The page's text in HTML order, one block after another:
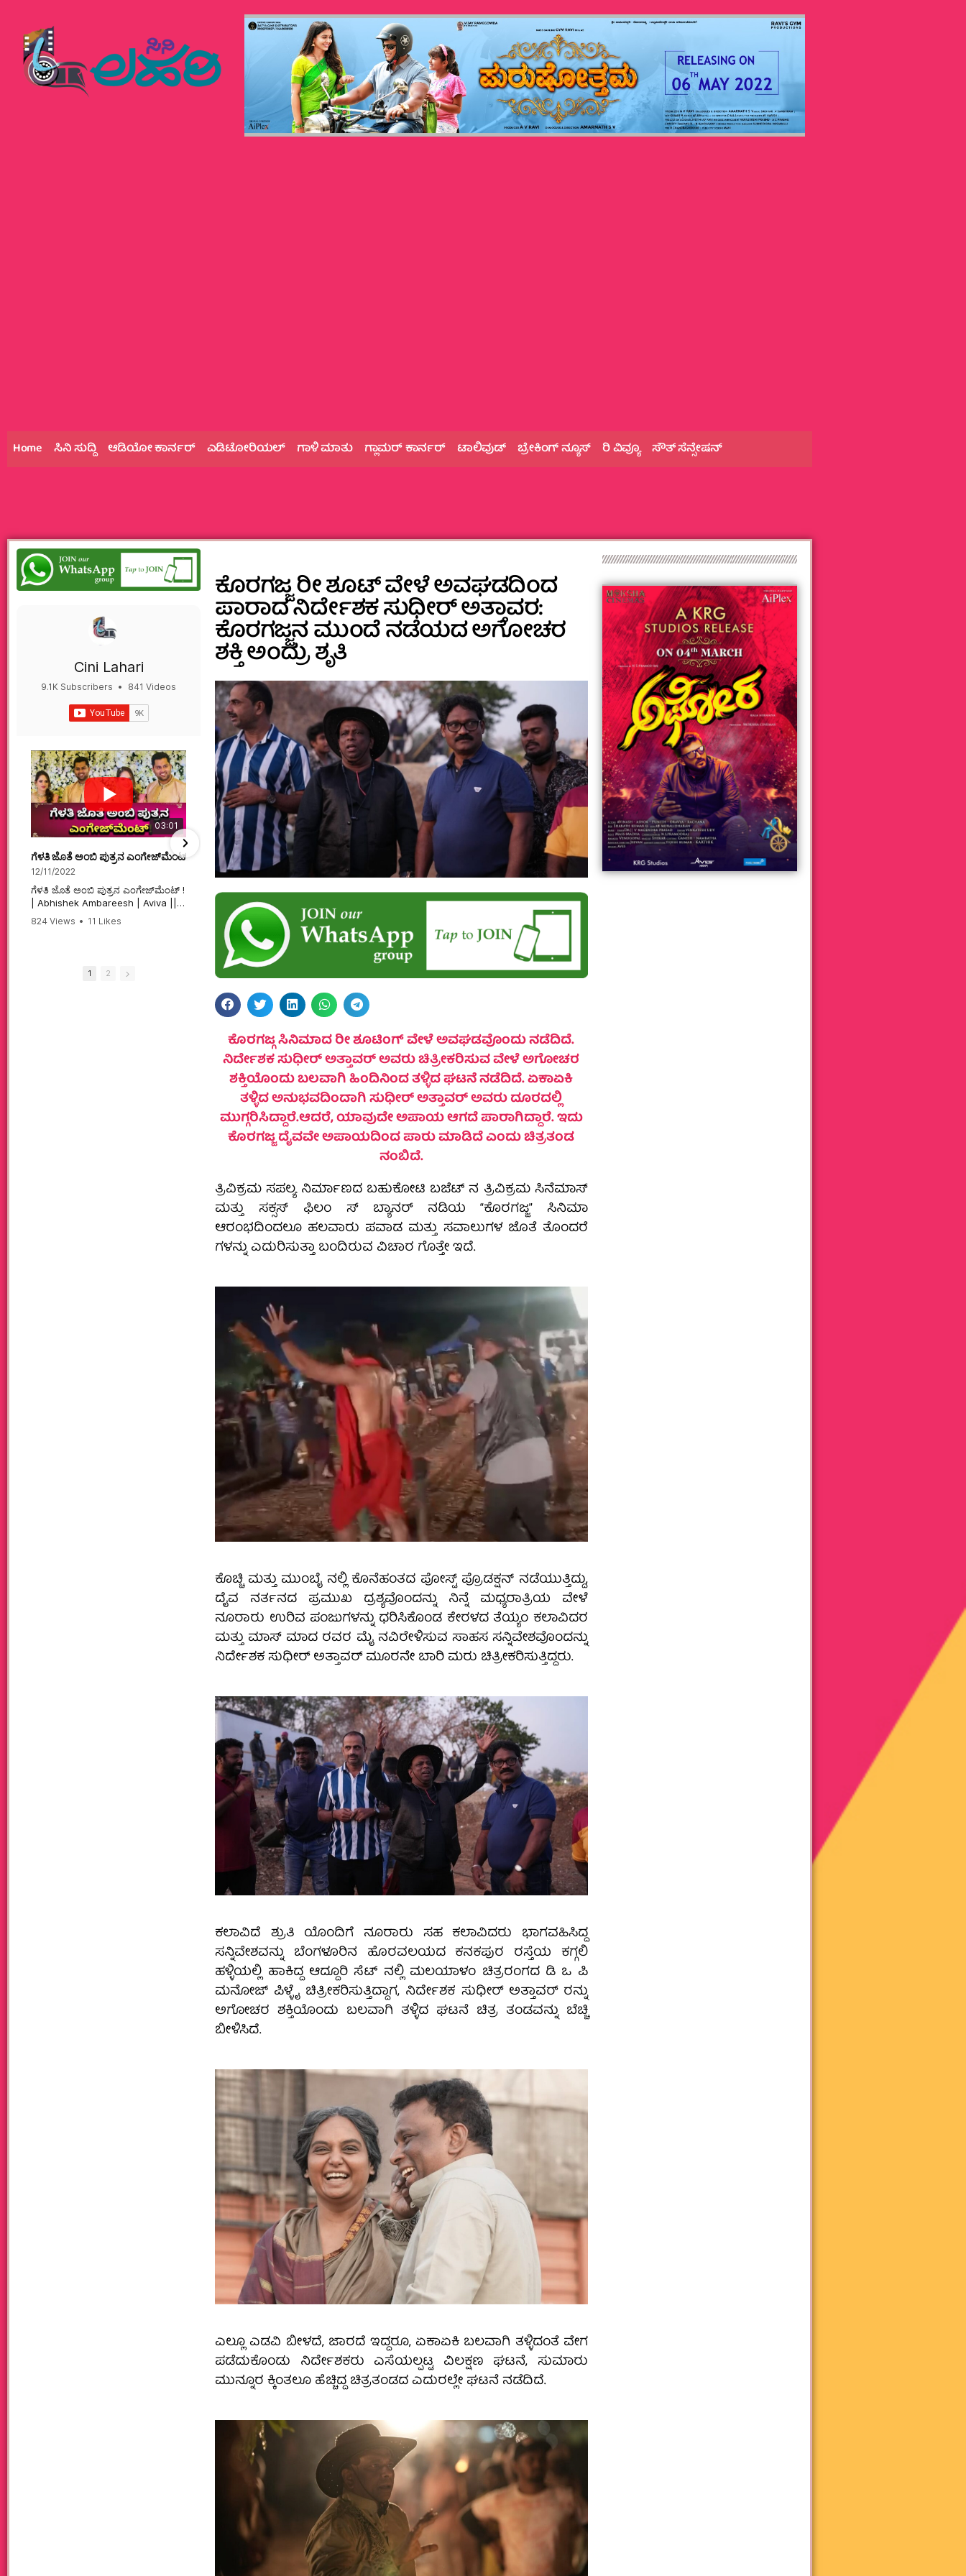
Home ಸಿನಿ ಸುದ್ದಿ ಆಡಿಯೋ ಕಾರ್ನರ್ ಎಡಿಟೋರಿಯಲ್ ಗಾಳಿ ಮಾತು ಗ್ಲಾಮರ್‌ ಕಾರ್ನರ್ ಟಾಲಿವುಡ್ ಬ್ರೇಕಿಂಗ್‌ ನ್ಯೂಸ್ ರಿ ವಿವ್ಯೂ ಸೌತ್‌ ಸೆನ್ಸೇಷನ್
Cini Lahari
9.1K Subscribers •
841 Videos
03:01
ಗೆಳತಿ ಜೊತೆ ಅಂಬಿ ಪುತ್ರನ ಎಂಗೇಜ್‌ಮೆಂಟ್ ! | Abhishek Ambareesh | Aviva ||
12/11/2022
ಗೆಳತಿ ಜೊತೆ ಅಂಬಿ ಪುತ್ರನ ಎಂಗೇಜ್‌ಮೆಂಟ್ !
| Abhishek Ambareesh | Aviva ||
824 Views • 11 Likes
06:23
ಮಗನಿಗಾಗಿಯೇ ಸಿನಿಮಾ ಮಾಡಿದ ಮಹಾತಾಯಿ! | Karnataka ||
12/6/2022
ಮಗನಿಗಾಗಿಯೇ ಸಿನಿಮಾ ಮಾಡಿದ
ಮಹಾತಾಯಿ! | Karnataka ||
#karnataka #kannadamovies
#sandalwood
74 Views 2 Likes • 2 Comments
1 2
ಕೊರಗಜ್ಜ ರೀ ಶೂಟ್ ವೇಳೆ ಅವಘಡದಿಂದ
ಪಾರಾದ ನಿರ್ದೇಶಕ ಸುಧೀರ್ ಅತ್ತಾವರ:
ಕೊರಗಜ್ಜನ ಮುಂದೆ ನಡೆಯದ ಅಗೋಚರ
ಶಕ್ತಿ ಅಂದ್ರು ಶೃತಿ
ಕೊರಗಜ್ಗ ಸಿನಿಮಾದ ರೀ ಶೂಟಿಂಗ್ ವೇಳೆ ಅವಘಡವೊಂದು ನಡೆದಿದೆ.
ನಿರ್ದೇಶಕ ಸುಧೀರ್ ಅತ್ತಾವರ್ ಅವರು ಚಿತ್ರೀಕರಿಸುವ ವೇಳೆ ಅಗೋಚರ
ಶಕ್ತಿಯೊಂದು ಬಲವಾಗಿ ಹಿಂದಿನಿಂದ ತಳ್ಳಿದ ಘಟನೆ ನಡೆದಿದೆ. ಏಕಾಏಕಿ
ತಳ್ಳಿದ ಅನುಭವದಿಂದಾಗಿ ಸುಧೀರ್ ಅತ್ತಾವರ್ ಅವರು ದೂರದಲ್ಲಿ
ಮುಗ್ಗರಿಸಿದ್ದಾರೆ.‌ಆದರೆ, ಯಾವುದೇ ಅಪಾಯ ಆಗದೆ ಪಾರಾಗಿದ್ದಾರೆ. ಇದು
ಕೊರಗಜ್ಜ ದೈವವೇ ಅಪಾಯದಿಂದ ಪಾರು ಮಾಡಿದೆ ಎಂದು ಚಿತ್ರತಂಡ
ನಂಬಿದೆ.
ತ್ರಿವಿಕ್ರಮ ಸಪಲ್ಯ ನಿರ್ಮಾಣದ ಬಹುಕೋಟಿ ಬಜೆಟ್ ನ ತ್ರಿವಿಕ್ರಮ ಸಿನೆಮಾಸ್
ಮತ್ತು ಸಕ್ಸಸ್ ಫಿಲಂ ಸ್ ಬ್ಯಾನರ್ ನಡಿಯ “ಕೊರಗಜ್ಜ” ಸಿನಿಮಾ
ಆರಂಭದಿಂದಲೂ ಹಲವಾರು ಪವಾಡ ಮತ್ತು ಸವಾಲುಗಳ ಜೊತೆ ತೊಂದರೆ
ಗಳನ್ನು ಎದುರಿಸುತ್ತಾ ಬಂದಿರುವ ವಿಚಾರ ಗೊತ್ತೇ ಇದೆ.
ಕೊಚ್ಚಿ ಮತ್ತು ಮುಂಬೈ ನಲ್ಲಿ ಕೊನೆಹಂತದ ಪೋಸ್ಟ್ ಪ್ರೊಡಕ್ಷನ್ ನಡೆಯುತ್ತಿದ್ದು,
ದೈವ ನರ್ತನದ ಪ್ರಮುಖ ದ್ರಶ್ಯವೊಂದನ್ನು ನಿನ್ನೆ ಮಧ್ಯರಾತ್ರಿಯ ವೇಳೆ
ನೂರಾರು ಉರಿವ ಪಂಜುಗಳನ್ನು ಧರಿಸಿಕೊಂಡ ಕೇರಳದ ತೆಯ್ಯಂ ಕಲಾವಿದರ
ಮತ್ತು ಮಾಸ್ ಮಾದ ರವರ ಮೈ ನವಿರೇಳಿಸುವ ಸಾಹಸ ಸನ್ನಿವೇಶವೊಂದನ್ನು
ನಿರ್ದೇಶಕ ಸುಧೀರ್ ಅತ್ತಾವರ್ ಮೂರನೇ ಬಾರಿ ಮರು ಚಿತ್ರೀಕರಿಸುತ್ತಿದ್ದರು.
ಕಲಾವಿದೆ ಶ್ರುತಿ ಯೊಂದಿಗೆ ನೂರಾರು ಸಹ ಕಲಾವಿದರು ಭಾಗವಹಿಸಿದ್ದ
ಸನ್ನಿವೇಶವನ್ನು ಬೆಂಗಳೂರಿನ ಹೊರವಲಯದ ಕನಕಪುರ ರಸ್ತೆಯ ಕಗ್ಗಲಿ
ಹಳ್ಳಿಯಲ್ಲಿ ಹಾಕಿದ್ದ ಆದ್ದೂರಿ ಸೆಟ್ ನಲ್ಲಿ ಮಲಯಾಳಂ ಚಿತ್ರರಂಗದ ಡಿ ಒ ಪಿ
ಮನೋಜ್ ಪಿಳ್ಳೈ ಚಿತ್ರೀಕರಿಸುತ್ತಿದ್ದಾಗ, ನಿರ್ದೇಶಕ ಸುಧೀರ್ ಅತ್ತಾವರ್ ರನ್ನು
ಅಗೋಚರ ಶಕ್ತಿಯೊಂದು ಬಲವಾಗಿ ತಳ್ಳಿದ ಘಟನೆ ಚಿತ್ರ ತಂಡವನ್ನು ಬೆಚ್ಚಿ
ಬೀಳಿಸಿದೆ.
ಎಲ್ಲೂ ಎಡವಿ ಬೀಳದೆ, ಜಾರದೆ ಇದ್ದರೂ, ಏಕಾಏಕಿ ಬಲವಾಗಿ ತಳ್ಳಿದಂತೆ ವೇಗ
ಪಡೆದುಕೊಂಡು ನಿರ್ದೇಶಕರು ಎಸೆಯಲ್ಪಟ್ಟ ವಿಲಕ್ಷಣ ಘಟನೆ, ಸುಮಾರು
ಮುನ್ನೂರ ಕ್ಕಿಂತಲೂ ಹೆಚ್ಚಿದ್ದ ಚಿತ್ರತಂಡದ ಎದುರಲ್ಲೇ ಘಟನೆ ನಡೆದಿದೆ.